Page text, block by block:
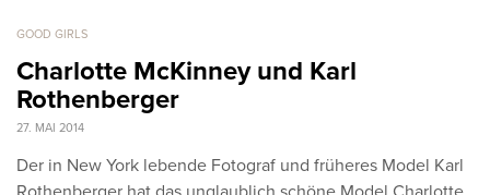
GOOD GIRLS
Charlotte McKinney und Karl
Rothenberger
27. MAI 2014
Der in New York lebende Fotograf und früheres Model Karl